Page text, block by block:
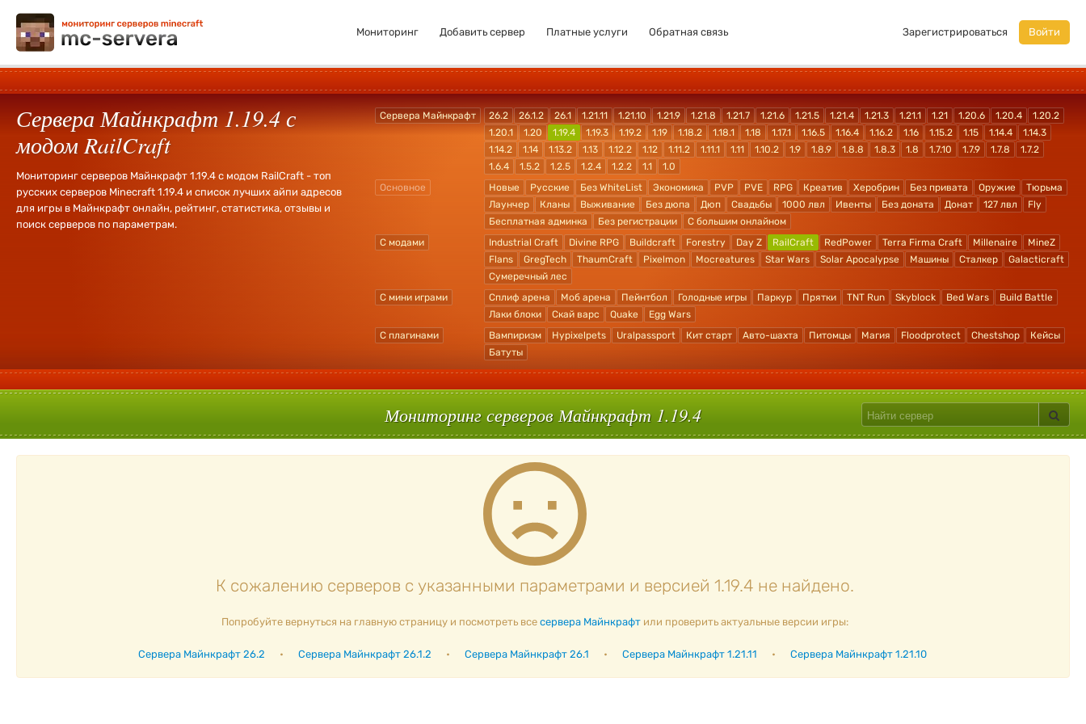
Мониторинг Добавить сервер Платные услуги Обратная связь Зарегистрироваться Войти
Сервера Майнкрафт 1.19.4 с
модом RailCraft
Мониторинг серверов Майнкрафт 1.19.4 с модом RailCraft - топ
русских серверов Minecraft 1.19.4 и список лучших айпи адресов
для игры в Майнкрафт онлайн, рейтинг, статистика, отзывы и
поиск серверов по параметрам.
Сервера Майнкрафт 26.2 26.1.2 26.1 1.21.11 1.21.10 1.21.9 1.21.8 1.21.7 1.21.6 1.21.5 1.21.4 1.21.3 1.21.1 1.21 1.20.6 1.20.4
1.20.2
1.20.1
1.20 1.19.4 1.19.3 1.19.2 1.19 1.18.2 1.18.1 1.18 1.17.1 1.16.5 1.16.4 1.16.2 1.16 1.15.2 1.15 1.14.4
1.14.3
1.14.2
1.14 1.13.2 1.13 1.12.2 1.12 1.11.2 1.11.1 1.11 1.10.2 1.9 1.8.9 1.8.8 1.8.3 1.8 1.7.10 1.7.9 1.7.8
1.7.2
1.6.4
1.5.2 1.2.5 1.2.4 1.2.2 1.1
1.0
Основное
Новые Русские Без WhiteList Экономика PVP PVE RPG Креатив Херобрин Без привата Оружие
Тюрьма
Лаунчер
Кланы Выживание Без дюпа Дюп Свадьбы 1000 лвл Ивенты Без доната Донат 127 лвл
Fly
Бесплатная админка
Без регистрации
С большим онлайном
С модами
Industrial Craft Divine RPG Buildcraft Forestry Day Z RailCraft RedPower Terra Firma Craft Millenaire
MineZ
Flans
GregTech ThaumCraft Pixelmon Mocreatures Star Wars Solar Apocalypse Машины Сталкер
Galacticraft
Сумеречный лес
С мини играми
Сплиф арена Моб арена Пейнтбол Голодные игры Паркур Прятки TNT Run Skyblock Bed Wars
Build Battle
Лаки блоки
Скай варс Quake
Egg Wars
С плагинами
Вампиризм Hypixelpets Uralpassport Кит старт Авто-шахта Питомцы Магия Floodprotect Chestshop
Кейсы
Батуты
Мониторинг серверов Майнкрафт 1.19.4
К сожалению серверов с указанными параметрами и версией 1.19.4 не найдено.
Попробуйте вернуться на главную страницу и посмотреть все сервера Майнкрафтили проверить актуальные версии игры:
Сервера Майнкрафт 26.2 • Сервера Майнкрафт 26.1.2 • Сервера Майнкрафт 26.1 • Сервера Майнкрафт 1.21.11 • Сервера Майнкрафт 1.21.10